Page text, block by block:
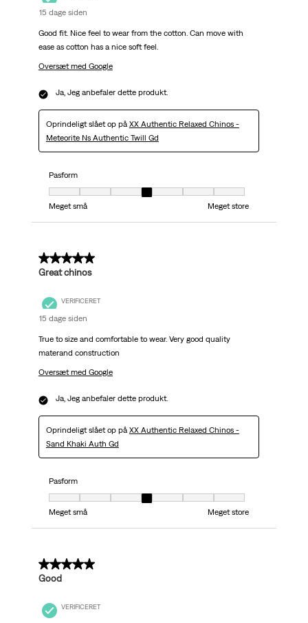
15 dage siden
Good fit. Nice feel to wear from the cotton. Can move with
ease as cotton has a nice soft feel.
Oversæt med Google
Ja, Jeg anbefaler dette produkt.
Oprindeligt slået op på XX Authentic Relaxed Chinos -
Meteorite Ns Authentic Twill Gd
Pasform
Pasform, 4 ud af 7, hvor 1 er lig med Meget små og 7 er lig med Meget
Meget små
Meget store
5 ud af 5 stjerner.
Great chinos
VERIFICERET
15 dage siden
True to size and comfortable to wear. Very good quality
materand construction
Oversæt med Google
Ja, Jeg anbefaler dette produkt.
Oprindeligt slået op på XX Authentic Relaxed Chinos -
Sand Khaki Auth Gd
Pasform
Pasform, 4 ud af 7, hvor 1 er lig med Meget små og 7 er lig med Meget
Meget små
Meget store
5 ud af 5 stjerner.
Good
VERIFICERET